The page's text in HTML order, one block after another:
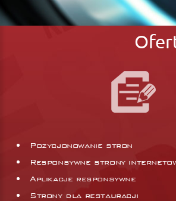
Pozycjonowanie stron
Responsywne strony
Aplikacje responsywne
Strony dla restauracji